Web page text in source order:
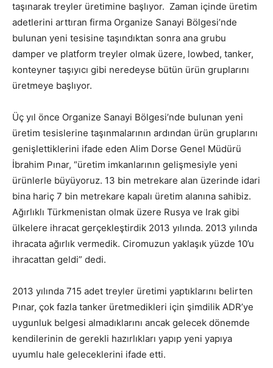
taşınarak treyler üretimine başlıyor. Zaman içinde üretim
adetlerini arttıran firma Organize Sanayi Bölgesi’nde
bulunan yeni tesisine taşındıktan sonra ana grubu
damper ve platform treyler olmak üzere, lowbed, tanker,
konteyner taşıyıcı gibi neredeyse bütün ürün gruplarını
üretmeye başlıyor.
Üç yıl önce Organize Sanayi Bölgesi’nde bulunan yeni
üretim tesislerine taşınmalarının ardından ürün gruplarını
genişlettiklerini ifade eden Alim Dorse Genel Müdürü
İbrahim Pınar, “üretim imkanlarının gelişmesiyle yeni
ürünlerle büyüyoruz. 13 bin metrekare alan üzerinde idari
bina hariç 7 bin metrekare kapalı üretim alanına sahibiz.
Ağırlıklı Türkmenistan olmak üzere Rusya ve Irak gibi
ülkelere ihracat gerçekleştirdik 2013 yılında. 2013 yılında
ihracata ağırlık vermedik. Ciromuzun yaklaşık yüzde 10’u
ihracattan geldi” dedi.
2013 yılında 715 adet treyler üretimi yaptıklarını belirten
Pınar, çok fazla tanker üretmedikleri için şimdilik ADR’ye
uygunluk belgesi almadıklarını ancak gelecek dönemde
kendilerinin de gerekli hazırlıkları yapıp yeni yapıya
uyumlu hale geleceklerini ifade etti.